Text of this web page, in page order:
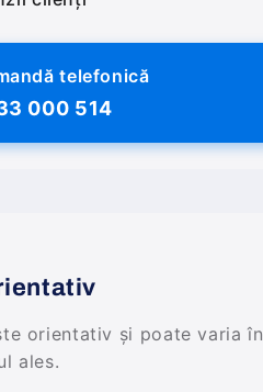
telefonică
000 514
orientativ și poate varia
ales.